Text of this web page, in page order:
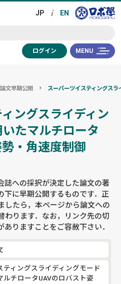
ログイン MENU
論文早期公開 スーパーツイスティングス
ングスライディン
たマルチロータ
・角速度制御
誌への採択が決定した論文の著
下に早期公開するものです．正
したら，本ページから論文への
わります．なお，リンク先の切
ありますことをご容赦下さい．
ティングスライディングモード
ルチロータUAVのロバスト姿